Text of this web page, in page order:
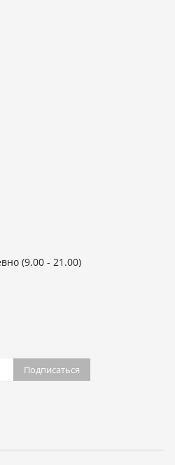
(9.00 - 21.00)
Подписаться